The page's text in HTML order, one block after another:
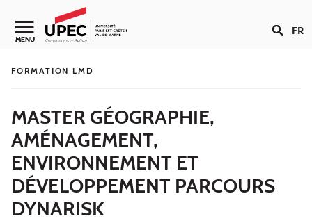
Aller au contenu
Navigation secondaire
MENU FR
FORMATION LMD
MASTER GÉOGRAPHIE,
AMÉNAGEMENT,
ENVIRONNEMENT ET
DÉVELOPPEMENT PARCOURS
DYNARISK